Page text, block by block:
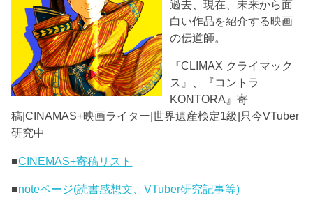
過去、現在、未来から面
白い作品を紹介する映画
の伝道師。
『CLIMAX クライマック
ス』、『コントラ
KONTORA』寄
稿|CINAMAS+映画ライター|世界遺産検定1級|只今VTuber
研究中
■CINEMAS+寄稿リスト
■noteページ(読書感想文、VTuber研究記事等)